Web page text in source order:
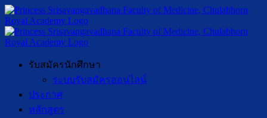
รับสมัครนักศึกษา
ระบบรับสมัครออนไลน์
ประกาศ
หลักสูตร